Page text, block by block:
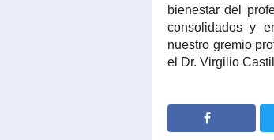
bienestar del
consolidados y
nuestro gremio
el Dr. Virgilio